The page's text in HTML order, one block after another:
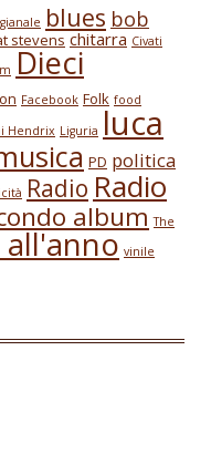
blues bob
stevens chitarra Civati
Dieci
Facebook Folk food
Hendrix Liguria luca
PD politica
Radio Radio
album The
all'anno vinile